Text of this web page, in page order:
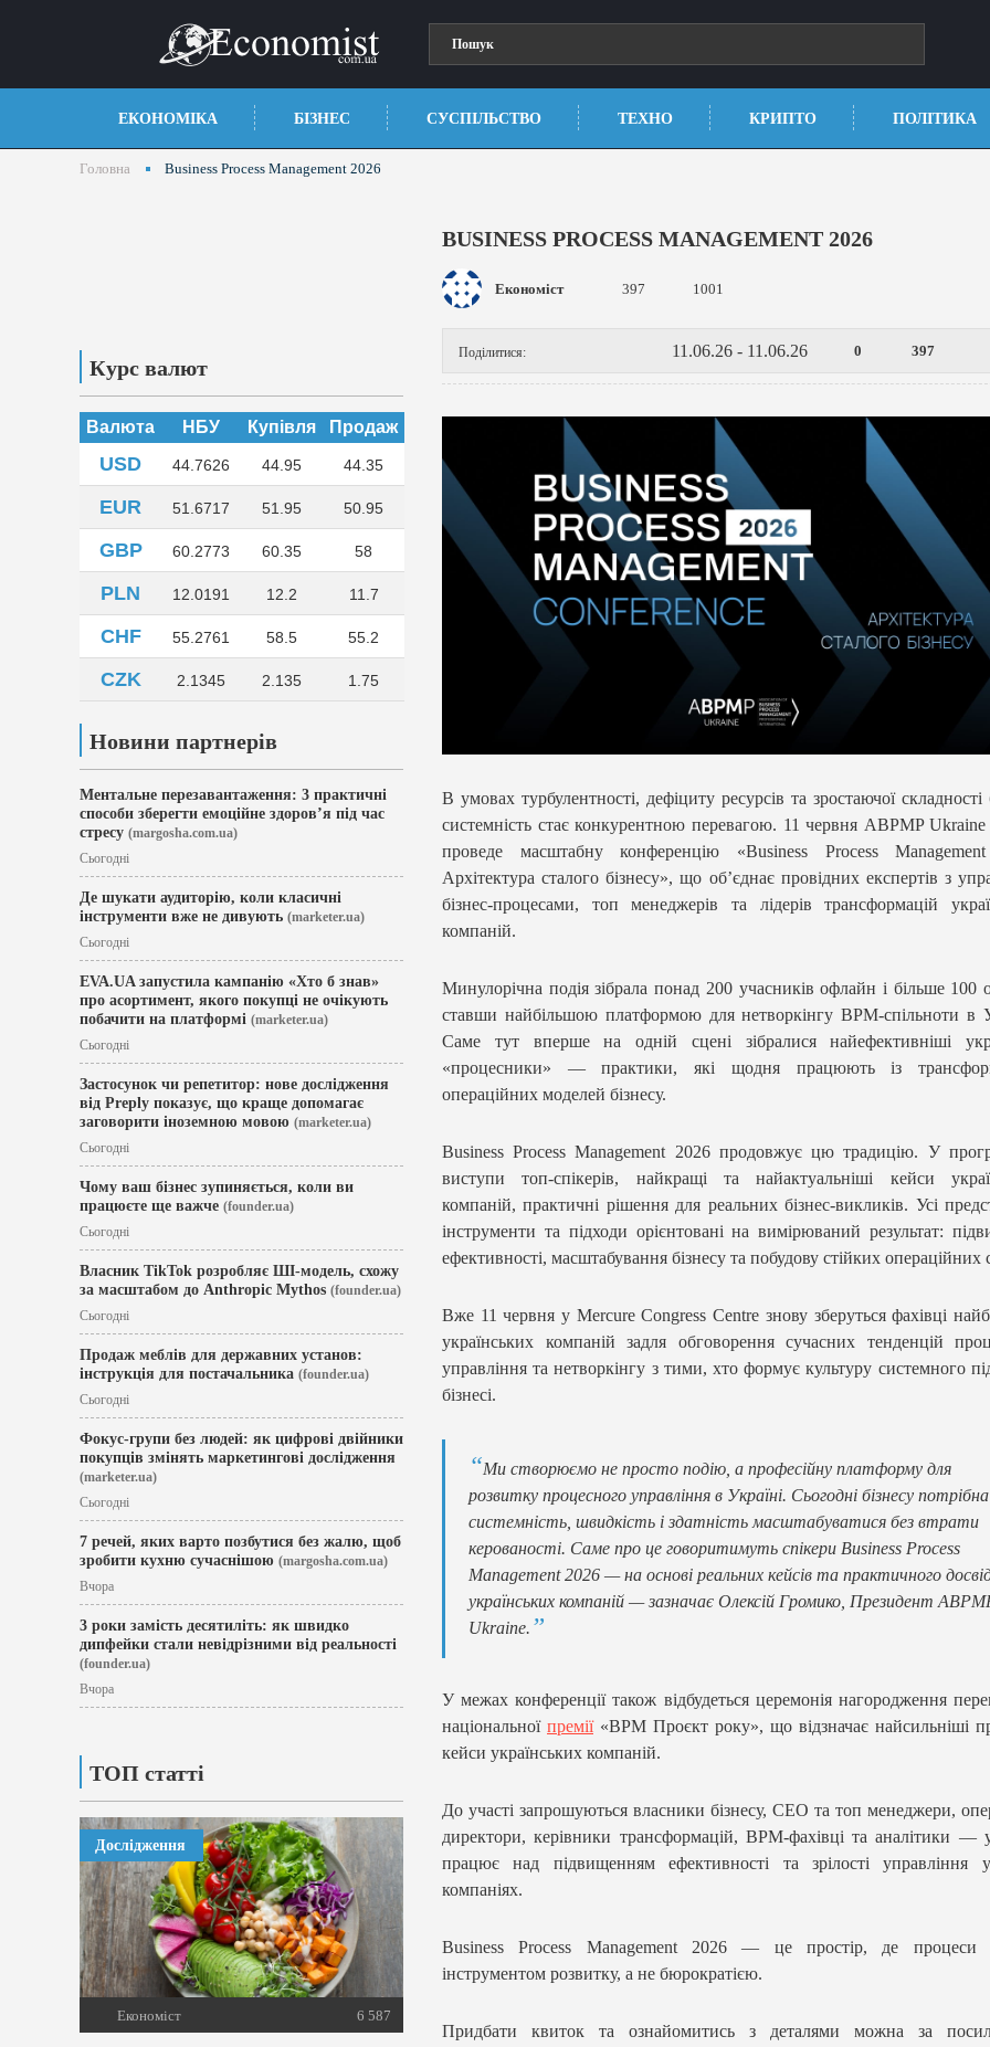
ЕКОНОМІКА БІЗНЕС СУСПІЛЬСТВО ТЕХНО КРИПТО ПОЛІТИКА
Головна Business Process Management 2026
Курс валют
Валюта НБУ Купівля Продаж
USD 44.7626 44.95 44.35
EUR 51.6717 51.95 50.95
GBP 60.2773 60.35 58
PLN 12.0191 12.2 11.7
CHF 55.2761 58.5 55.2
CZK 2.1345 2.135 1.75
Новини партнерів
Ментальне перезавантаження: 3 практичні
способи зберегти емоційне здоров’я під час
стресу (margosha.com.ua)
Сьогодні
Де шукати аудиторію, коли класичні
інструменти вже не дивують (marketer.ua)
Сьогодні
EVA.UA запустила кампанію «Хто б знав»
про асортимент, якого покупці не очікують
побачити на платформі (marketer.ua)
Сьогодні
Застосунок чи репетитор: нове дослідження
від Preply показує, що краще допомагає
заговорити іноземною мовою (marketer.ua)
Сьогодні
Чому ваш бізнес зупиняється, коли ви
працюєте ще важче (founder.ua)
Сьогодні
Власник TikTok розробляє ШІ-модель, схожу
за масштабом до Anthropic Mythos (founder.ua)
Сьогодні
Продаж меблів для державних установ:
інструкція для постачальника (founder.ua)
Сьогодні
Фокус-групи без людей: як цифрові двійники
покупців змінять маркетингові дослідження
(marketer.ua)
Сьогодні
7 речей, яких варто позбутися без жалю, щоб
зробити кухню сучаснішою (margosha.com.ua)
Вчора
3 роки замість десятиліть: як швидко
дипфейки стали невідрізними від реальності
(founder.ua)
Вчора
ТОП статті
Дослідження
Економіст 6 587
BUSINESS PROCESS MANAGEMENT 2026
Економіст 397 1001
Поділитися: 11.06.26 - 11.06.26 0 397
В умовах турбулентності, дефіциту ресурсів та зростаючої складності
системність стає конкурентною перевагою. 11 червня ABPMP Ukraine
проведе масштабну конференцію «Business Process
Архітектура сталого бізнесу», що об’єднає провідних експертів з
бізнес-процесами, топ менеджерів та лідерів трансформацій
компаній.
Минулорічна подія зібрала понад 200 учасників офлайн і більше 100
ставши найбільшою платформою для нетворкінгу BPM-спільноти в
Саме тут вперше на одній сцені зібралися найефективніші
«процесники» — практики, які щодня працюють із
операційних моделей бізнесу.
Business Process Management 2026 продовжує цю традицію. У
виступи топ-спікерів, найкращі та найактуальніші кейси
компаній, практичні рішення для реальних бізнес-викликів. Усі
інструменти та підходи орієнтовані на вимірюваний результат:
ефективності, масштабування бізнесу та побудову стійких операційних
Вже 11 червня у Mercure Congress Centre знову зберуться фахівці
українських компаній задля обговорення сучасних тенденцій
управління та нетворкінгу з тими, хто формує культуру системного
бізнесі.
Ми створюємо не просто подію, а професійну платформу для
розвитку процесного управління в Україні. Сьогодні бізнесу потрібна
системність, швидкість і здатність масштабуватися без втрати
керованості. Саме про це говоритимуть спікери Business Process
Management 2026 — на основі реальних кейсів та практичного
українських компаній — зазначає Олексій Громико, Президент
Ukraine.
У межах конференції також відбудеться церемонія нагородження
національної премії«BPM Проєкт року», що відзначає найсильніші
кейси українських компаній.
До участі запрошуються власники бізнесу, CEO та топ менеджери,
директори, керівники трансформацій, BPM-фахівці та аналітики —
працює над підвищенням ефективності та зрілості управління
компаніях.
Business Process Management 2026 — це простір, де процеси
інструментом розвитку, а не бюрократією.
Придбати квиток та ознайомитись з деталями можна за